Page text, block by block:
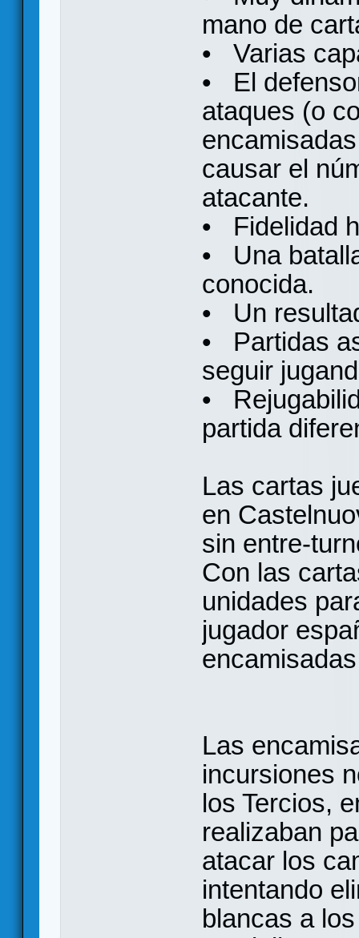
mano de
• Varias
• El
ataques (o
causar el
atacante.
• Fidelidad
• Una
conocida.
• Un
• Partidas
seguir
•
partida
Las cartas
en
sin entre-
Con las
unidades
jugador
Las
incursiones
los Tercios,
realizaban
atacar los
intentando
blancas a